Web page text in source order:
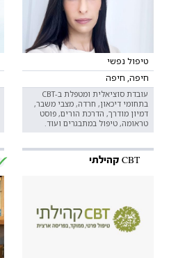
טיפול נפשי
חיפה, חיפה
עובדת סוציאלית ומטפלת ב-CBT
בתחומי דיכאון, חרדה, מצבי משבר,
דמיון מודרך, הדרכת הורים, פוסט
טראומה, טיפול במתבגרים ועוד.
CBT קהילתי